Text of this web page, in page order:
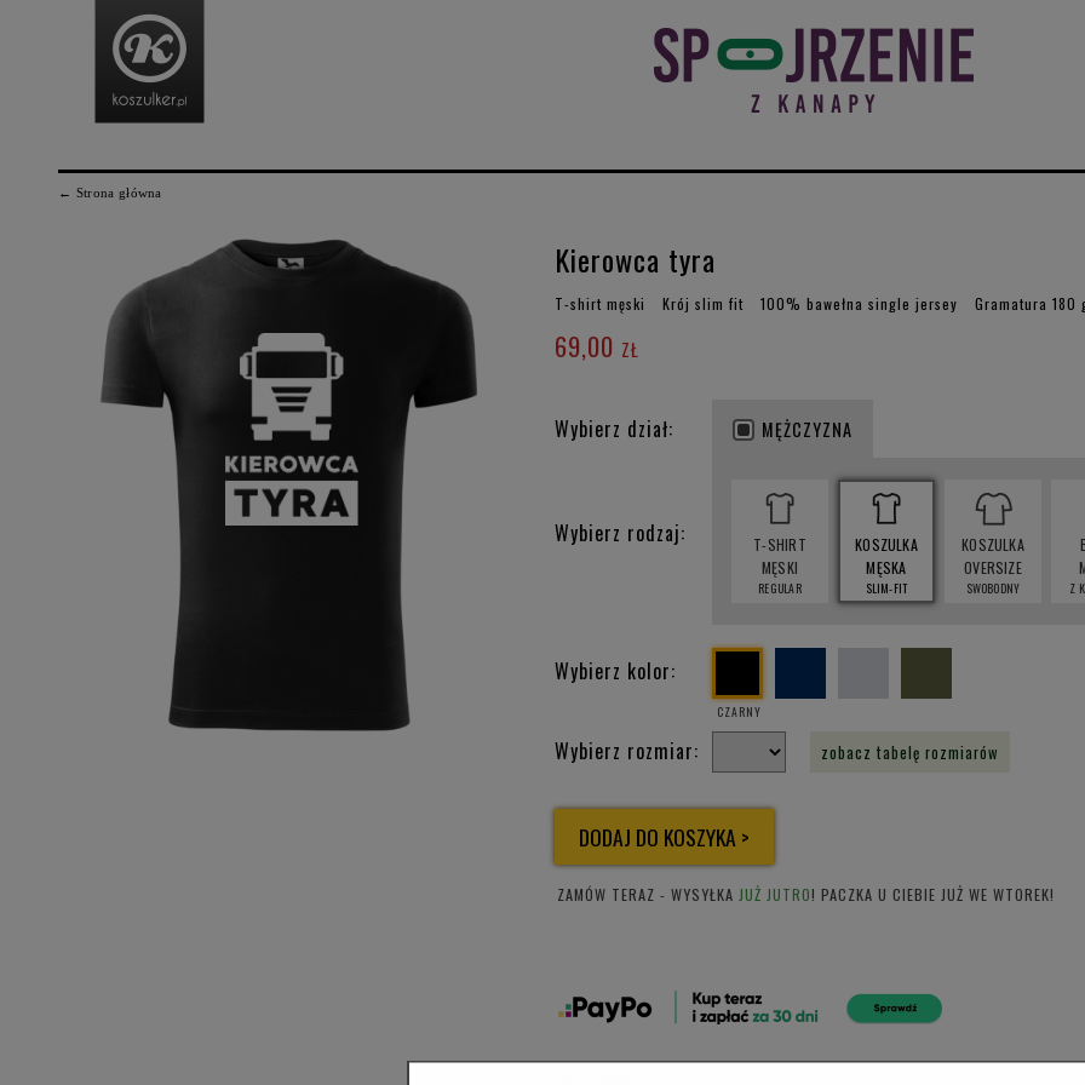
← Strona główna
Kierowca tyra
T-shirt męski Krój slim fit 100% bawełna single jersey Gramatura 180
69,00 ZŁ
Wybierz dział: MĘŻCZYZNA
Wybierz rodzaj:
T-SHIRT
MĘSKI
REGULAR
KOSZULKA
MĘSKA
SLIM-FIT
KOSZULKA
OVERSIZE
SWOBODNY Z
Wybierz kolor:
CZARNY
Wybierz rozmiar: zobacz tabelę rozmiarów
ZAMÓW TERAZ - WYSYŁKA JUŻ JUTRO! PACZKA U CIEBIE JUŻ WE WTOREK!